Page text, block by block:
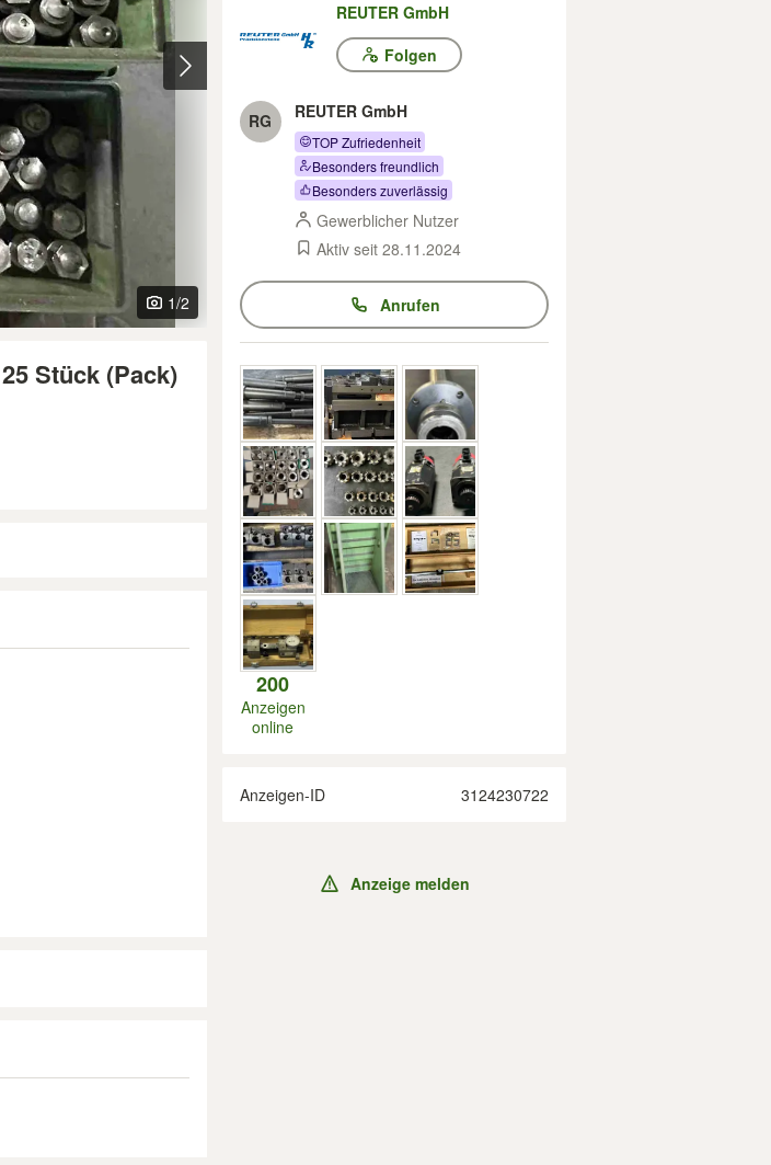
1/2
Stück (Pack)
REUTER GmbH
Folgen
RG REUTER GmbH
TOP Zufriedenheit
Besonders freundlich
Besonders zuverlässig
Gewerblicher Nutzer
Aktiv seit 28.11.2024
Anrufen
200
Anzeigen
online
Anzeigen-ID 3124230722
Anzeige melden